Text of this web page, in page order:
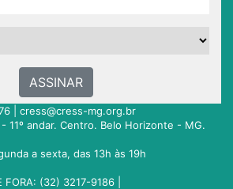
ASSINAR
| cress@cress-mg.org.br
- 11º andar. Centro. Belo Horizonte - MG.
a sexta, das 13h às 19h
FORA: (32) 3217-9186 |